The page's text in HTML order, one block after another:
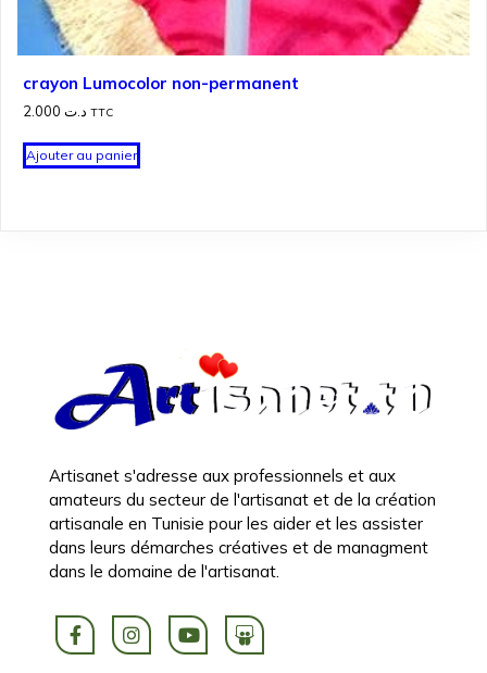
crayon Lumocolor non-permanent
د.ت TTC
Ajouter au panier
Artisanet s'adresse aux professionnels et aux
amateurs du secteur de l'artisanat et de la création
artisanale en Tunisie pour les aider et les assister
dans leurs démarches créatives et de managment
dans le domaine de l'artisanat.